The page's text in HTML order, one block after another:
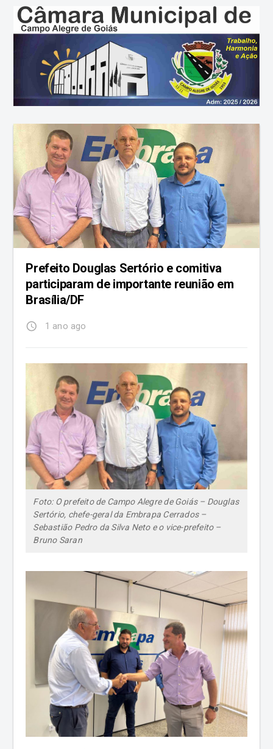
Prefeito Douglas Sertório e comitiva
participaram de importante reunião em
Brasília/DF
access_time 1 ano ago
Foto: O prefeito de Campo Alegre de Goiás – Douglas
Sertório, chefe-geral da Embrapa Cerrados –
Sebastião Pedro da Silva Neto e o vice-prefeito –
Bruno Saran